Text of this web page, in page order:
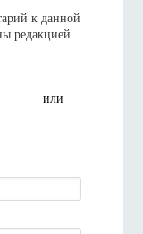
к данной
редакцией
или